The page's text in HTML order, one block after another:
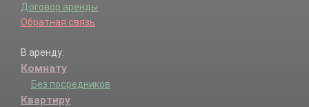
Договор аренды
Обратная связь
В аренду:
Комнату
Без посредников
Квартиру